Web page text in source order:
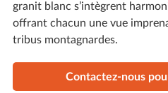
granit blanc s’intègrent
offrant chacun une vue
tribus montagnardes.
Contactez-nous